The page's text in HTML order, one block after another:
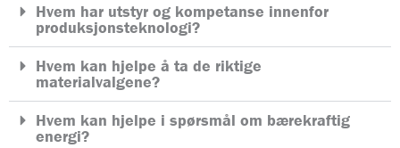
Hvem har utstyr og kompetanse innenfor
produksjonsteknologi?
Hvem kan hjelpe å ta de riktige
materialvalgene?
Hvem kan hjelpe i spørsmål om bærekraftig
energi?